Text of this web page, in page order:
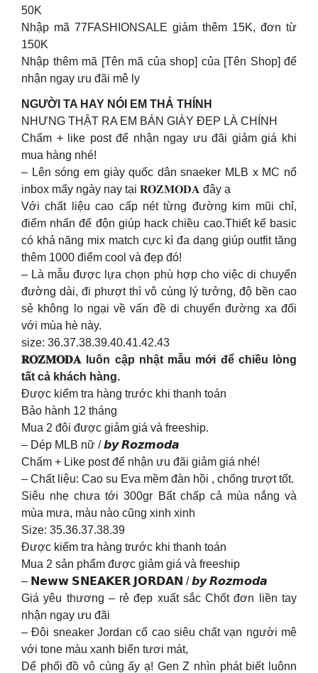
50K
Nhập mã 77FASHIONSALE giảm thêm 15K, đơn từ
150K
Nhập thêm mã [Tên mã của shop] của [Tên Shop] để
nhận ngay ưu đãi mê ly
NGƯỜI TA HAY NÓI EM THẢ THÍNH
NHƯNG THẬT RA EM BÁN GIÀY ĐẸP LÀ CHÍNH
Chấm + like post để nhận ngay ưu đãi giảm giá khi
mua hàng nhé!
– Lên sóng em giày quốc dân snaeker MLB x MC nổ
inbox mấy ngày nay tại 𝐑𝐎𝐙𝐌𝐎𝐃𝐀 đây ạ
Với chất liệu cao cấp nét từng đường kim mũi chỉ,
điểm nhấn đế độn giúp hack chiều cao.Thiết kế basic
có khả năng mix match cực kì đa dạng giúp outfit tăng
thêm 1000 điểm cool và đẹp đó!
– Là mẫu được lựa chọn phù hợp cho việc di chuyển
đường dài, đi phượt thì vô cùng lý tưởng, độ bền cao
sẻ không lo ngại về vấn đề di chuyển đường xa đối
với mùa hè này.
size: 36.37.38.39.40.41.42.43
𝐑𝐎𝐙𝐌𝐎𝐃𝐀 luôn cập nhật mẫu mới để chiều lòng
tất cả khách hàng.
Được kiểm tra hàng trước khi thanh toán
Bảo hành 12 tháng
Mua 2 đôi được giảm giá và freeship.
– Dép MLB nữ / 𝙗𝙮 𝙍𝙤𝙯𝙢𝙤𝙙𝙖
Chấm + Like post để nhận ưu đãi giảm giá nhé!
– Chất liệu: Cao su Eva mềm đàn hồi , chống trượt tốt.
Siêu nhẹ chưa tới 300gr Bất chấp cả mùa nắng và
mùa mưa, màu nào cũng xinh xinh
Size: 35.36.37.38.39
Được kiểm tra hàng trước khi thanh toán
Mua 2 sản phẩm được giảm giá và freeship
– 𝗡𝗲𝘄𝘄 𝗦𝗡𝗘𝗔𝗞𝗘𝗥 𝗝𝗢𝗥𝗗𝗔𝗡 / 𝙗𝙮 𝙍𝙤𝙯𝙢𝙤𝙙𝙖
Giá yêu thương – rẻ đẹp xuất sắc Chốt đơn liền tay
nhận ngay ưu đãi
– Đôi sneaker Jordan cổ cao siêu chất vạn người mê
với tone màu xanh biển tươi mát,
Dể phối đồ vô cùng ấy ạ! Gen Z nhìn phát biết luônn